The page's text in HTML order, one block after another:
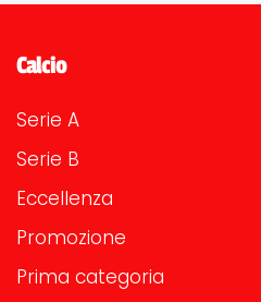
Calcio
Serie A
Serie B
Eccellenza
Promozione
Prima categoria